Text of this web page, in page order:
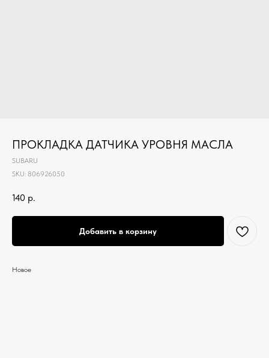
ПРОКЛАДКА ДАТЧИКА УРОВНЯ МАСЛА
SUBARU
SKU: 806926050
140 р.
Добавить в корзину
Новое